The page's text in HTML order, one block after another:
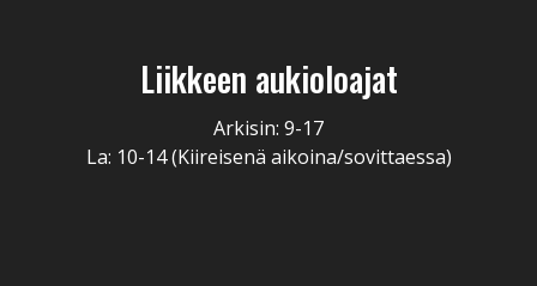
Liikkeen aukioloajat
Arkisin: 9-17
La: 10-14 (Kiireisenä aikoina/sovittaessa)